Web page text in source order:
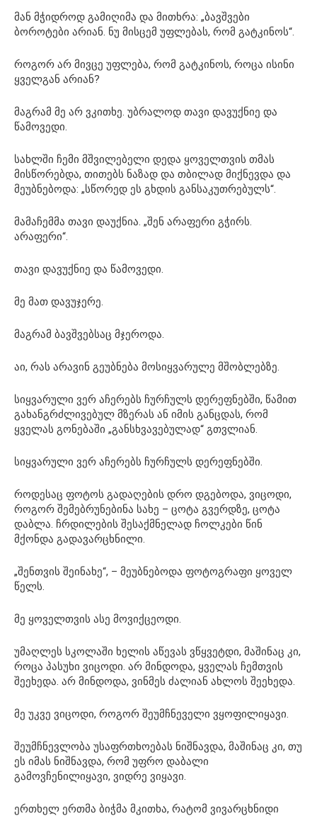
მან მჭიდროდ გამიღიმა და მითხრა: „ბავშვები
ბოროტები არიან. ნუ მისცემ უფლებას, რომ გატკინოს“.
როგორ არ მივცე უფლება, რომ გატკინოს, როცა ისინი
ყველგან არიან?
მაგრამ მე არ ვკითხე. უბრალოდ თავი დავუქნიე და
წამოვედი.
სახლში ჩემი მშვილებელი დედა ყოველთვის თმას
მისწორებდა, თითებს ნაზად და თბილად მიქნევდა და
მეუბნებოდა: „სწორედ ეს გხდის განსაკუთრებულს“.
მამაჩემმა თავი დაუქნია. „შენ არაფერი გჭირს.
არაფერი“.
თავი დავუქნიე და წამოვედი.
მე მათ დავუჯერე.
მაგრამ ბავშვებსაც მჯეროდა.
აი, რას არავინ გეუბნება მოსიყვარულე მშობლებზე.
სიყვარული ვერ აჩერებს ჩურჩულს დერეფნებში, წამით
გახანგრძლივებულ მზერას ან იმის განცდას, რომ
ყველას გონებაში „განსხვავებულად“ გთვლიან.
სიყვარული ვერ აჩერებს ჩურჩულს დერეფნებში.
როდესაც ფოტოს გადაღების დრო დგებოდა, ვიცოდი,
როგორ შემებრუნებინა სახე – ცოტა გვერდზე, ცოტა
დაბლა. ჩრდილების შესაქმნელად ჩოლკები წინ
მქონდა გადავარცხნილი.
„შენთვის შეინახე“, – მეუბნებოდა ფოტოგრაფი ყოველ
წელს.
მე ყოველთვის ასე მოვიქცეოდი.
უმაღლეს სკოლაში ხელის აწევას ვწყვეტდი, მაშინაც კი,
როცა პასუხი ვიცოდი. არ მინდოდა, ყველას ჩემთვის
შეეხედა. არ მინდოდა, ვინმეს ძალიან ახლოს შეეხედა.
მე უკვე ვიცოდი, როგორ შეუმჩნეველი ვყოფილიყავი.
შეუმჩნევლობა უსაფრთხოებას ნიშნავდა, მაშინაც კი, თუ
ეს იმას ნიშნავდა, რომ უფრო დაბალი
გამოვჩენილიყავი, ვიდრე ვიყავი.
ერთხელ ერთმა ბიჭმა მკითხა, რატომ ვივარცხნიდი